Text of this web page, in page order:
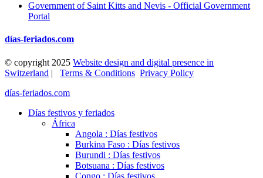
Government of Saint Kitts and Nevis - Official Government
Portal
días-feriados.com
© copyright 2025 Website design and digital presence in
Switzerland | Terms & Conditions Privacy Policy
días-feriados.com
Días festivos y feriados
África
Angola : Días festivos
Burkina Faso : Días festivos
Burundi : Días festivos
Botsuana : Días festivos
Congo : Días festivos